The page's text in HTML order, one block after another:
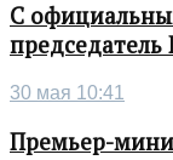
С
30 мая 10:41
Премьер-